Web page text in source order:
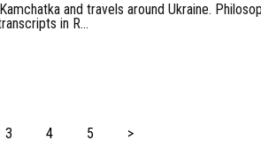
and travels around Ukraine.
in R...
3 4 5 >